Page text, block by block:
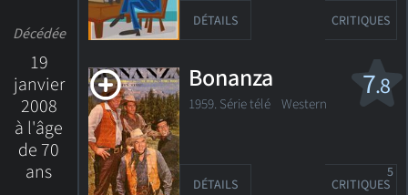
Décédée
19
janvier
2008
à l'âge
de 70
ans
DÉTAILS CRITIQUES
7.8
Bonanza
1959. Série télé Western
DÉTAILS CRITIQUES
5